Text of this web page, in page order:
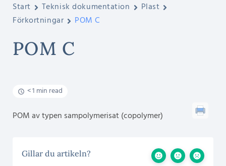
Start Teknisk dokumentation
Plast
Förkortningar
POM C
POM C
< 1 min read
POM av typen sampolymerisat (copolymer)
Gillar du artikeln?